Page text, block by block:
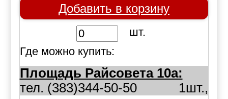
Добавить в корзину
шт.
Где можно купить:
Площадь Райсовета 10а:
1шт.,
тел. (383)344-50-50